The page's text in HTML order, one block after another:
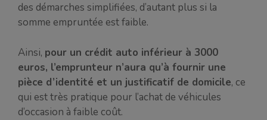
des démarches simplifiées, d’autant plus si la
somme empruntée est faible.
Ainsi, pour un crédit auto inférieur à 3000
euros, l’emprunteur n’aura qu’à fournir une
pièce d’identité et un justificatif de domicile, ce
qui est très pratique pour l’achat de véhicules
d’occasion à faible coût.